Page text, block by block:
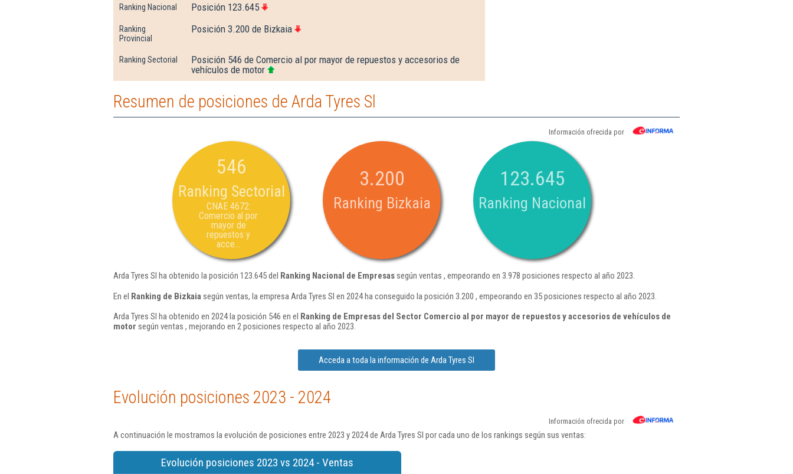
Ranking Nacional Posición 123.645
Ranking
Provincial
Posición 3.200 de Bizkaia
Ranking Sectorial
Posición 546 de Comercio al por mayor de repuestos y accesorios de
vehículos de motor
Resumen de posiciones de Arda Tyres Sl
Información ofrecida por
546
Ranking Sectorial
CNAE 4672:
Comercio al por
mayor de
repuestos y
acce...
3.200
Ranking Bizkaia
123.645
Ranking Nacional
Arda Tyres Sl ha obtenido la posición 123.645 del Ranking Nacional de Empresassegún ventas , empeorando en 3.978 posiciones respecto al año 2023.
En el Ranking de Bizkaia según ventas, la empresa Arda Tyres Sl en 2024 ha conseguido la posición 3.200 , empeorando en 35 posiciones respecto al año 2023.
Arda Tyres Sl ha obtenido en 2024 la posición 546 en el Ranking de Empresas del Sector Comercio al por mayor de repuestos y accesorios de vehículos de
motor según ventas , mejorando en 2 posiciones respecto al año 2023.
Acceda a toda la información de Arda Tyres Sl
Evolución posiciones 2023 - 2024
Información ofrecida por
A continuación le mostramos la evolución de posiciones entre 2023 y 2024 de Arda Tyres Sl por cada uno de los rankings según sus ventas:
Evolución posiciones 2023 vs 2024 - Ventas